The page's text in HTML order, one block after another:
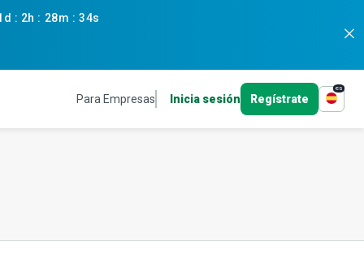
: 2h : 28m : 33s
Para Empresas Inicia sesión Regístrate
es